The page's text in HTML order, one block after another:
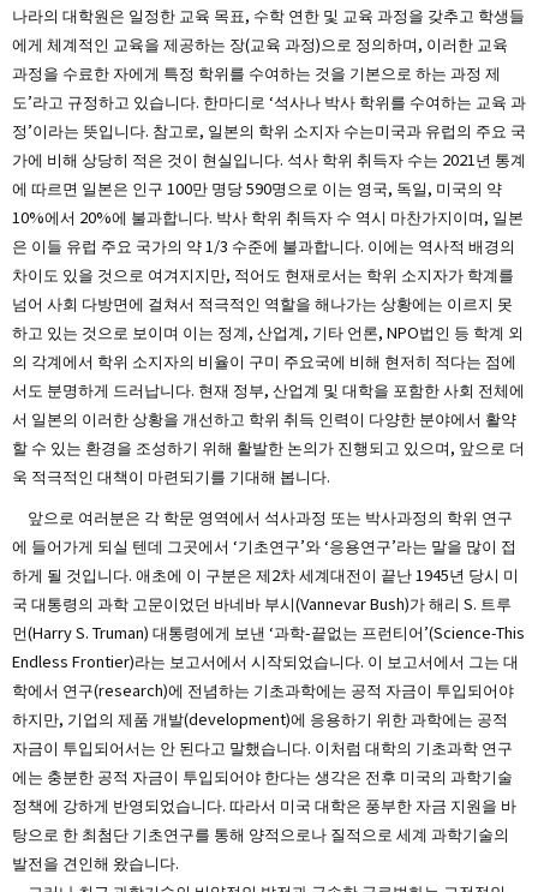
나라의 대학원은 일정한 교육 목표, 수학 연한 및 교육 과정을 갖추고 학생들
에게 체계적인 교육을 제공하는 장(교육 과정)으로 정의하며, 이러한 교육
과정을 수료한 자에게 특정 학위를 수여하는 것을 기본으로 하는 과정 제
도’라고 규정하고 있습니다. 한마디로 ‘석사나 박사 학위를 수여하는 교육 과
정’이라는 뜻입니다. 참고로, 일본의 학위 소지자 수는미국과 유럽의 주요 국
가에 비해 상당히 적은 것이 현실입니다. 석사 학위 취득자 수는 2021년 통계
에 따르면 일본은 인구 100만 명당 590명으로 이는 영국, 독일, 미국의 약
10%에서 20%에 불과합니다. 박사 학위 취득자 수 역시 마찬가지이며, 일본
은 이들 유럽 주요 국가의 약 1/3 수준에 불과합니다. 이에는 역사적 배경의
차이도 있을 것으로 여겨지지만, 적어도 현재로서는 학위 소지자가 학계를
넘어 사회 다방면에 걸쳐서 적극적인 역할을 해나가는 상황에는 이르지 못
하고 있는 것으로 보이며 이는 정계, 산업계, 기타 언론, NPO법인 등 학계 외
의 각계에서 학위 소지자의 비율이 구미 주요국에 비해 현저히 적다는 점에
서도 분명하게 드러납니다. 현재 정부, 산업계 및 대학을 포함한 사회 전체에
서 일본의 이러한 상황을 개선하고 학위 취득 인력이 다양한 분야에서 활약
할 수 있는 환경을 조성하기 위해 활발한 논의가 진행되고 있으며, 앞으로 더
욱 적극적인 대책이 마련되기를 기대해 봅니다.
앞으로 여러분은 각 학문 영역에서 석사과정 또는 박사과정의 학위 연구
에 들어가게 되실 텐데 그곳에서 ‘기초연구’와 ‘응용연구’라는 말을 많이 접
하게 될 것입니다. 애초에 이 구분은 제2차 세계대전이 끝난 1945년 당시 미
국 대통령의 과학 고문이었던 바네바 부시(Vannevar Bush)가 해리 S. 트루
먼(Harry S. Truman) 대통령에게 보낸 ‘과학-끝없는 프런티어’(Science-This
Endless Frontier)라는 보고서에서 시작되었습니다. 이 보고서에서 그는 대
학에서 연구(research)에 전념하는 기초과학에는 공적 자금이 투입되어야
하지만, 기업의 제품 개발(development)에 응용하기 위한 과학에는 공적
자금이 투입되어서는 안 된다고 말했습니다. 이처럼 대학의 기초과학 연구
에는 충분한 공적 자금이 투입되어야 한다는 생각은 전후 미국의 과학기술
정책에 강하게 반영되었습니다. 따라서 미국 대학은 풍부한 자금 지원을 바
탕으로 한 최첨단 기초연구를 통해 양적으로나 질적으로 세계 과학기술의
발전을 견인해 왔습니다.